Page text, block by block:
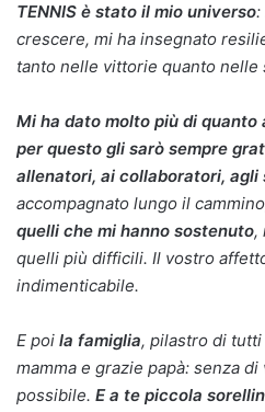
TENNIS è stato il mio universo:
crescere, mi ha insegnato
tanto nelle vittorie quanto nelle
Mi ha dato molto più di
per questo gli sarò sempre
allenatori, ai collaboratori, agli
accompagnato lungo il
quelli che mi hanno sostenuto,
quelli più difficili. Il vostro
indimenticabile.
E poi la famiglia, pilastro di
mamma e grazie papà: senza
possibile. E a te piccola